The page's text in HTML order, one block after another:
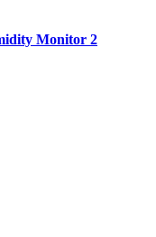
Monitor 2